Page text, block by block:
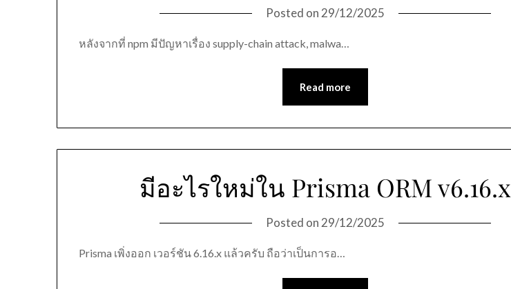
Posted on29/12/2025
หลังจากที่ npm มีปัญหาเรื่อง supply-chain attack, malwa…
Read more
มีอะไรใหม่ใน Prisma ORM v6.16.x
Posted on 29/12/2025
Prisma เพิ่งออก เวอร์ชัน 6.16.x แล้วครับ ถือว่าเป็นการอ…